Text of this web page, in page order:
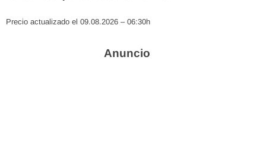
Precio actualizado el 09.08.2026 – 06:30h